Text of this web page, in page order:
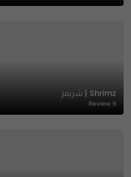
Shrimz | شريمز
9
Review